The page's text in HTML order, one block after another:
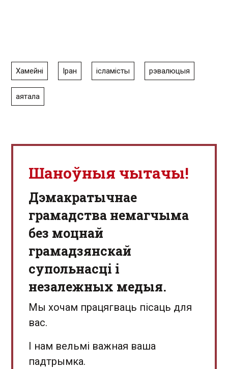
Хамейні Іран ісламісты рэвалюцыя
аятала
Шаноўныя чытачы!
Дэмакратычнае
грамадства немагчыма
без моцнай
грамадзянскай
супольнасці і
незалежных медыя.
Мы хочам працягваць пісаць для
вас.
І нам вельмі важная ваша
падтрымка.